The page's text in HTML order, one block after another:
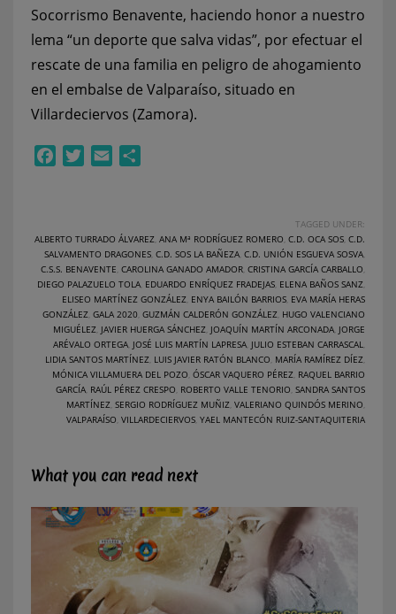
Socorrismo Benavente, haciendo honor a nuestro
lema “un deporte que salva vidas”, por efectuar el
rescate de una familia en peligro de ahogamiento
en el embalse de Valparaíso, situado en
Villardeciervos (Zamora).
FacebookTwitterEmail
TAGGED UNDER:
ALBERTO TURRADO ÁLVAREZ, ANA Mª RODRÍGUEZ ROMERO, C.D. OCA SOS, C.D.
SALVAMENTO DRAGONES, C.D. SOS LA BAÑEZA, C.D. UNIÓN ESGUEVA SOSVA,
C.S.S. BENAVENTE, CAROLINA GANADO AMADOR, CRISTINA GARCÍA CARBALLO,
DIEGO PALAZUELO TOLA, EDUARDO ENRÍQUEZ FRADEJAS, ELENA BAÑOS SANZ,
ELISEO MARTÍNEZ GONZÁLEZ, ENYA BAILÓN BARRIOS, EVA MARÍA HERAS
GONZÁLEZ, GALA 2020, GUZMÁN CALDERÓN GONZÁLEZ, HUGO VALENCIANO
MIGUÉLEZ, JAVIER HUERGA SÁNCHEZ, JOAQUÍN MARTÍN ARCONADA, JORGE
ARÉVALO ORTEGA, JOSÉ LUIS MARTÍN LAPRESA, JULIO ESTEBAN CARRASCAL,
LIDIA SANTOS MARTÍNEZ, LUIS JAVIER RATÓN BLANCO, MARÍA RAMÍREZ DÍEZ,
MÓNICA VILLAMUERA DEL POZO, ÓSCAR VAQUERO PÉREZ, RAQUEL BARRIO
GARCÍA, RAÚL PÉREZ CRESPO, ROBERTO VALLE TENORIO, SANDRA SANTOS
MARTÍNEZ, SERGIO RODRÍGUEZ MUÑIZ, VALERIANO QUINDÓS MERINO,
VALPARAÍSO, VILLARDECIERVOS, YAEL MANTECÓN RUIZ-SANTAQUITERIA
What you can read next